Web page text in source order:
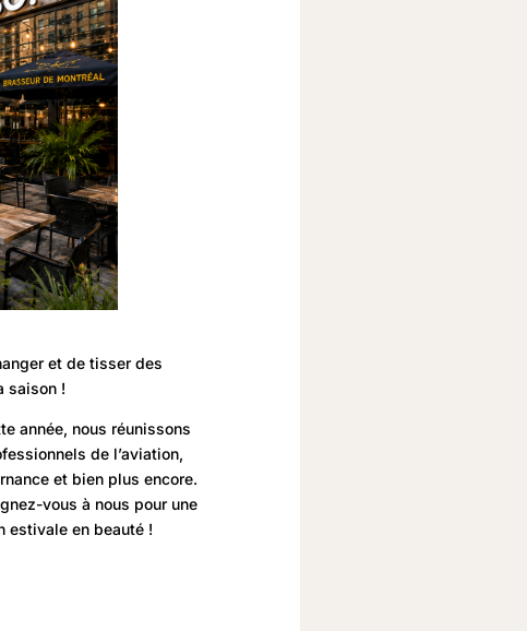
et de tisser des
saison !
année, nous réunissons
de l’aviation,
et bien plus encore.
vous à nous pour une
estivale en beauté !